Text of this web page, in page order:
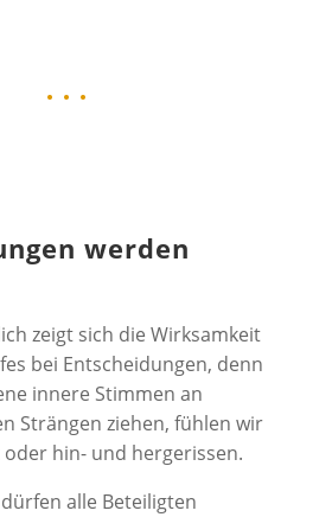
• • •
werden
zeigt sich die Wirksamkeit
bei Entscheidungen, denn
innere Stimmen an
Strängen ziehen, fühlen wir
hin- und hergerissen.
alle Beteiligten